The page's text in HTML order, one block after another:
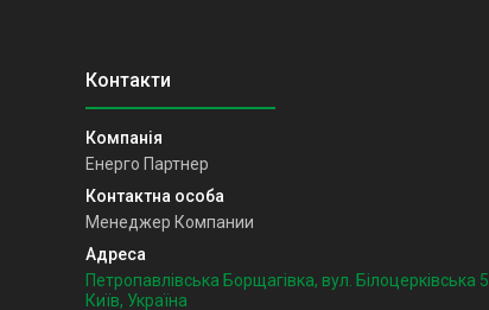
Енерго Партнер
Менеджер Компании
Петропавлівська Борщагівка, вул. Білоцерківська
Київ, Україна